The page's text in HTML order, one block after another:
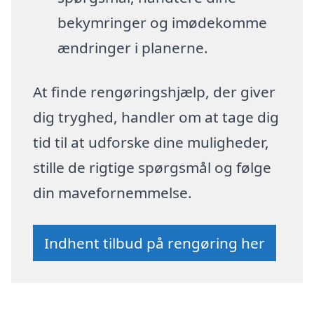
bekymringer og imødekomme
ændringer i planerne.
At finde rengøringshjælp, der giver
dig tryghed, handler om at tage dig
tid til at udforske dine muligheder,
stille de rigtige spørgsmål og følge
din mavefornemmelse.
Indhent tilbud på rengøring her